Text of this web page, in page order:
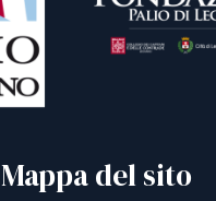
Mappa del sito